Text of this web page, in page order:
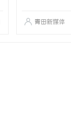
青田新媒体